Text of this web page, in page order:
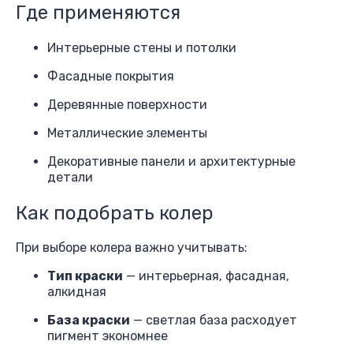
Где применяются
Интерьерные стены и потолки
Фасадные покрытия
Деревянные поверхности
Металлические элементы
Декоративные панели и архитектурные
детали
Как подобрать колер
При выборе колера важно учитывать:
Тип краски — интерьерная, фасадная,
алкидная
База краски — светлая база расходует
пигмент экономнее